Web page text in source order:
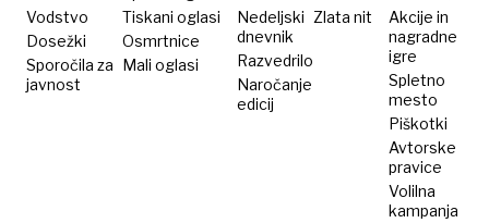
Vodstvo
Dosežki
Sporočila za
javnost
Tiskani oglasi
Osmrtnice
Mali oglasi
Nedeljski
dnevnik
Razvedrilo
Naročanje
edicij
Zlata nit
Akcije in
nagradne
igre
Spletno
mesto
Piškotki
Avtorske
pravice
Volilna
kampanja